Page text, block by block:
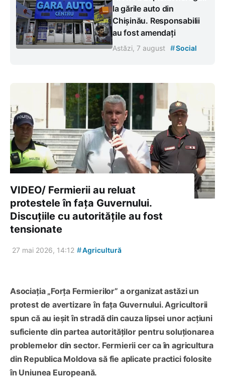
la gările auto din
Chișinău. Responsabilii
au fost amendați
Astăzi, 7 august #Social
VIDEO/ Fermierii au reluat
protestele în fața Guvernului.
Discuțiile cu autoritățile au fost
tensionate
27 mai 2026, 14:12 #Agricultură
Asociația „Forța Fermierilor” a organizat astăzi un
protest de avertizare în fața Guvernului. Agricultorii
spun că au ieșit în stradă din cauza lipsei unor acțiuni
suficiente din partea autorităților pentru soluționarea
problemelor din sector. Fermierii cer ca în agricultura
din Republica Moldova să fie aplicate practici folosite
în Uniunea Europeană.